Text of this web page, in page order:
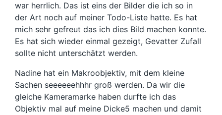
war herrlich. Das ist eins der Bilder die ich so in
der Art noch auf meiner Todo-Liste hatte. Es hat
mich sehr gefreut das ich dies Bild machen konnte.
Es hat sich wieder einmal gezeigt, Gevatter Zufall
sollte nicht unterschätzt werden.
Nadine hat ein Makroobjektiv, mit dem kleine
Sachen seeeeeehhhr groß werden. Da wir die
gleiche Kameramarke haben durfte ich das
Objektiv mal auf meine Dicke5 machen und damit